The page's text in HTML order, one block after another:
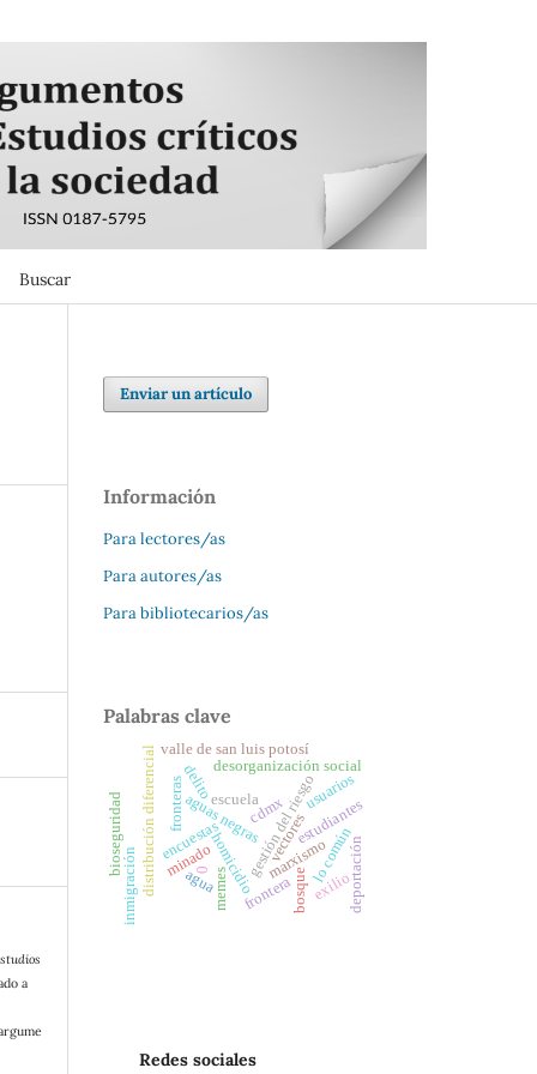
Buscar
a
Enviar un artículo
Información
Para lectores/as
Para autores/as
Para bibliotecarios/as
Palabras clave
marxismo
homicidiogestión del riesgo
aguas negras usuarios
encuestas
memes
desorganización social
distribución diferencial cdmx
delito
valle de san luis potosí
minado
bosque
agua
vectores
escuela estudiantes
frontera
lo común
exilio
fronteras
inmigración deportación
bioseguridad 0
Redes sociales